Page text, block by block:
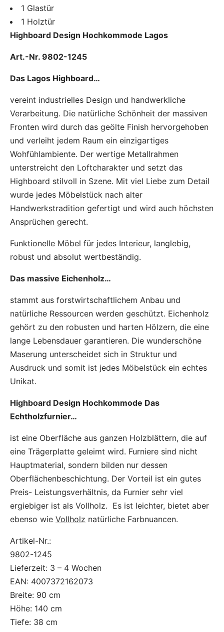
1 Glastür
1 Holztür
Highboard Design Hochkommode Lagos
Art.-Nr. 9802-1245
Das Lagos Highboard…
vereint industrielles Design und handwerkliche
Verarbeitung. Die natürliche Schönheit der massiven
Fronten wird durch das geölte Finish hervorgehoben
und verleiht jedem Raum ein einzigartiges
Wohfühlambiente. Der wertige Metallrahmen
unterstreicht den Loftcharakter und setzt das
Highboard stilvoll in Szene. Mit viel Liebe zum Detail
wurde jedes Möbelstück nach alter
Handwerkstradition gefertigt und wird auch höchsten
Ansprüchen gerecht.
Funktionelle Möbel für jedes Interieur, langlebig,
robust und absolut wertbeständig.
Das massive Eichenholz…
stammt aus forstwirtschaftlichem Anbau und
natürliche Ressourcen werden geschützt. Eichenholz
gehört zu den robusten und harten Hölzern, die eine
lange Lebensdauer garantieren. Die wunderschöne
Maserung unterscheidet sich in Struktur und
Ausdruck und somit ist jedes Möbelstück ein echtes
Unikat.
Highboard Design Hochkommode Das
Echtholzfurnier…
ist eine Oberfläche aus ganzen Holzblättern, die auf
eine Trägerplatte geleimt wird. Furniere sind nicht
Hauptmaterial, sondern bilden nur dessen
Oberflächenbeschichtung. Der Vorteil ist ein gutes
Preis- Leistungsverhältnis, da Furnier sehr viel
ergiebiger ist als Vollholz. Es ist leichter, bietet aber
ebenso wie Vollholz natürliche Farbnuancen.
Artikel-Nr.:
9802-1245
Lieferzeit: 3 – 4 Wochen
EAN: 4007372162073
Breite: 90 cm
Höhe: 140 cm
Tiefe: 38 cm